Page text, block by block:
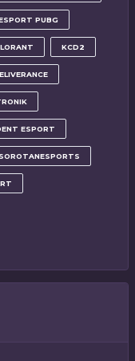
PUBG
KCD2
ESPORT
SOROTANESPORTS